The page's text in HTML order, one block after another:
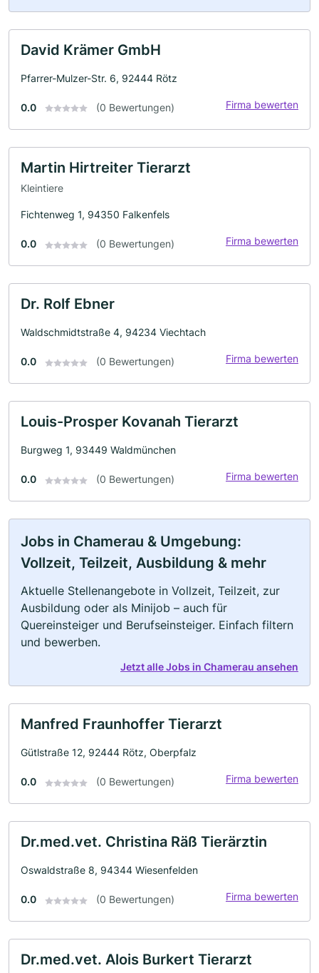
David Krämer GmbH
Pfarrer-Mulzer-Str. 6, 92444 Rötz
0.0 (0 Bewertungen) Firma bewerten
Martin Hirtreiter Tierarzt
Kleintiere
Fichtenweg 1, 94350 Falkenfels
0.0 (0 Bewertungen) Firma bewerten
Dr. Rolf Ebner
Waldschmidtstraße 4, 94234 Viechtach
0.0 (0 Bewertungen) Firma bewerten
Louis-Prosper Kovanah Tierarzt
Burgweg 1, 93449 Waldmünchen
0.0 (0 Bewertungen) Firma bewerten
Jobs in Chamerau & Umgebung:
Vollzeit, Teilzeit, Ausbildung & mehr
Aktuelle Stellenangebote in Vollzeit, Teilzeit, zur
Ausbildung oder als Minijob – auch für
Quereinsteiger und Berufseinsteiger. Einfach filtern
und bewerben.
Jetzt alle Jobs in Chamerau ansehen
Manfred Fraunhoffer Tierarzt
Gütlstraße 12, 92444 Rötz, Oberpfalz
0.0 (0 Bewertungen) Firma bewerten
Dr.med.vet. Christina Räß Tierärztin
Oswaldstraße 8, 94344 Wiesenfelden
0.0 (0 Bewertungen) Firma bewerten
Dr.med.vet. Alois Burkert Tierarzt